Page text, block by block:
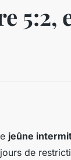
5:2,
jeûne
de